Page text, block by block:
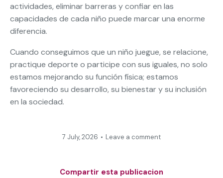
actividades, eliminar barreras y confiar en las
capacidades de cada niño puede marcar una enorme
diferencia.
Cuando conseguimos que un niño juegue, se relacione,
practique deporte o participe con sus iguales, no solo
estamos mejorando su función física; estamos
favoreciendo su desarrollo, su bienestar y su inclusión
en la sociedad.
7 July, 2026 Leave a comment
Compartir esta publicacion